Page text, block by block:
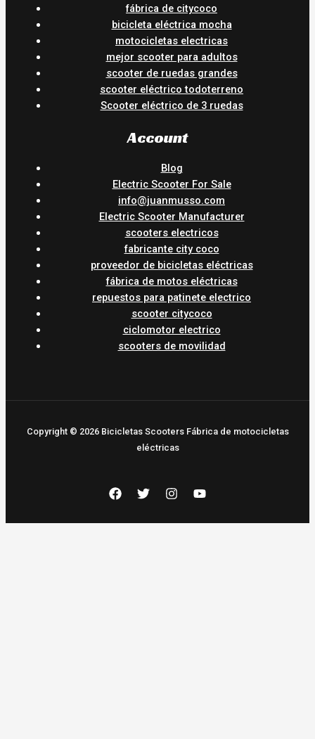
fábrica de citycoco
bicicleta eléctrica mocha
motocicletas electricas
mejor scooter para adultos
scooter de ruedas grandes
scooter eléctrico todoterreno
Scooter eléctrico de 3 ruedas
Account
Blog
Electric Scooter For Sale
info@juanmusso.com
Electric Scooter Manufacturer
scooters electricos
fabricante city coco
proveedor de bicicletas eléctricas
fábrica de motos eléctricas
repuestos para patinete electrico
scooter citycoco
ciclomotor electrico
scooters de movilidad
Copyright © 2026 Bicicletas Scooters Fábrica de motocicletas
eléctricas